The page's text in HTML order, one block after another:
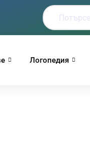
Логопедия